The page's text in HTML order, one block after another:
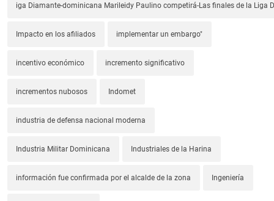
iga Diamante-dominicana Marileidy Paulino competirá-Las finales de la Liga
Impacto en los afiliados implementar un embargo"
incentivo económico incremento significativo
incrementos nubosos Indomet
industria de defensa nacional moderna
Industria Militar Dominicana Industriales de la Harina
información fue confirmada por el alcalde de la zona Ingeniería